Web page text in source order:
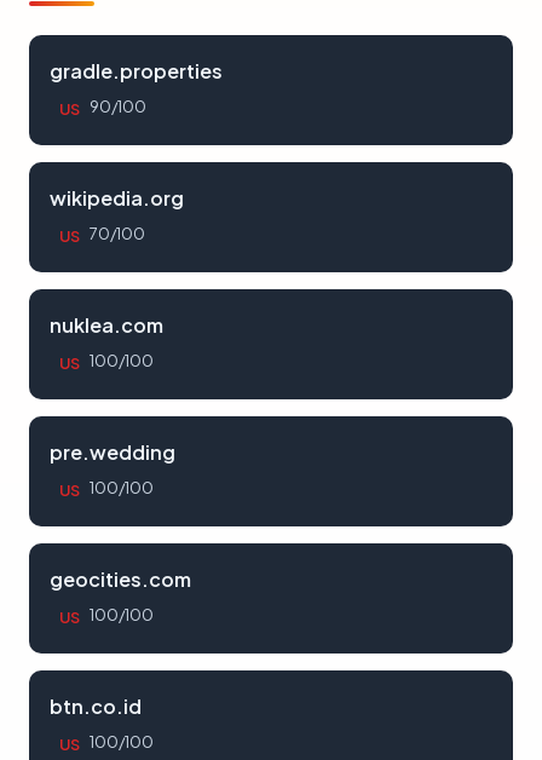
gradle.properties
US 90/100
wikipedia.org
US 70/100
nuklea.com
US 100/100
pre.wedding
US 100/100
geocities.com
US 100/100
btn.co.id
US 100/100